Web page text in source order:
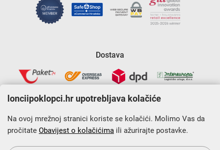
Dostava
Krajnji primatelj financijskog instrumenta sufinanciranog iz
Europskog fonda za regionalni razvoj u sklopu Operativnog
lonciipoklopci.hr upotrebljava kolačiće
Na ovoj mrežnoj stranici koriste se kolačići. Molimo Vas da
pročitate Obavijest o kolačićima ili ažurirajte postavke.